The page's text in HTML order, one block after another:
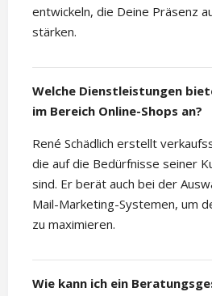
entwickeln, die Deine Präsenz
stärken.
Welche Dienstleistungen
im Bereich Online-Shops an?
René Schädlich erstellt
die auf die Bedürfnisse seiner
sind. Er berät auch bei der
Mail-Marketing-Systemen, um
zu maximieren.
Wie kann ich ein